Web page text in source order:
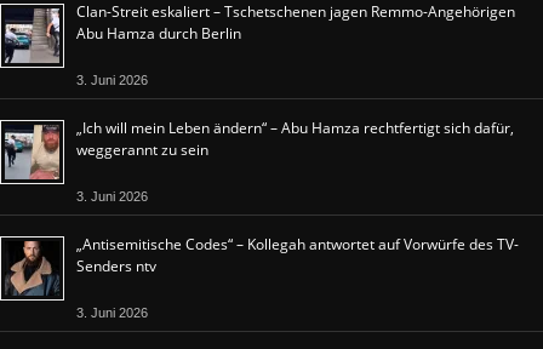
Clan-Streit eskaliert – Tschetschenen jagen Remmo-Angehörigen
Abu Hamza durch Berlin
3. Juni 2026
„Ich will mein Leben ändern“ – Abu Hamza rechtfertigt sich dafür,
weggerannt zu sein
3. Juni 2026
„Antisemitische Codes“ – Kollegah antwortet auf Vorwürfe des TV-
Senders ntv
3. Juni 2026